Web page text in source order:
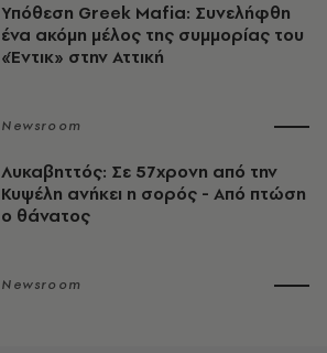
Υπόθεση Greek Mafia: Συνελήφθη
ένα ακόμη μέλος της συμμορίας του
«Έντικ» στην Αττική
Newsroom
Λυκαβηττός: Σε 57χρονη από την
Κυψέλη ανήκει η σορός - Από πτώση
ο θάνατος
Newsroom